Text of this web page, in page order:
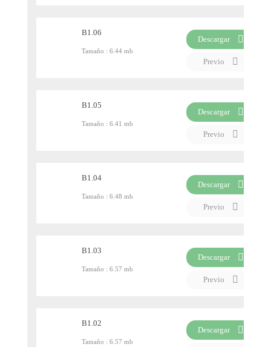
B1.06
Tamaño : 6.44 mb
Descargar
Previo
B1.05
Tamaño : 6.41 mb
Descargar
Previo
B1.04
Tamaño : 6.48 mb
Descargar
Previo
B1.03
Tamaño : 6.57 mb
Descargar
Previo
B1.02
Tamaño : 6.57 mb
Descargar